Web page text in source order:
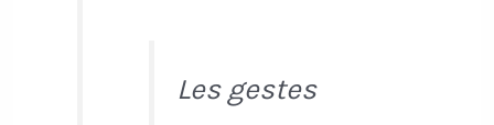
Les gestes